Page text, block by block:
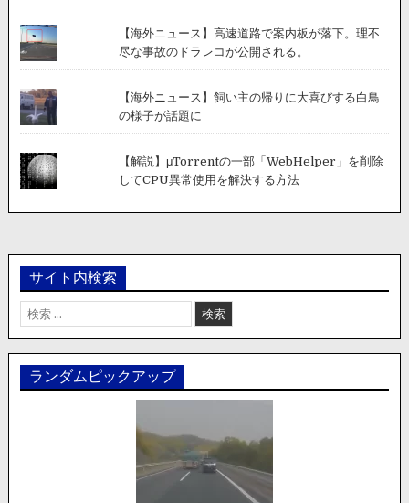
【海外ニュース】高速道路で案内板が落下。理不
尽な事故のドラレコが公開される。
【海外ニュース】飼い主の帰りに大喜びする白鳥
の様子が話題に
【解説】μTorrentの一部「WebHelper」を削除
してCPU異常使用を解決する方法
サイト内検索
検
索:
ランダムピックアップ